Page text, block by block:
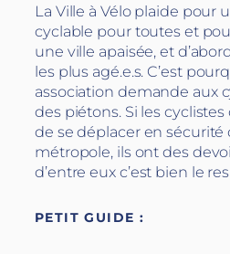
La Ville à Vélo plaide pour
cyclable pour toutes et
une ville apaisée, et
les plus agé.e.s. C’est
association demande aux
des piétons. Si les
de se déplacer en sécurité
métropole, ilsont des
d’entre eux c’est bien le
PETIT GUIDE :